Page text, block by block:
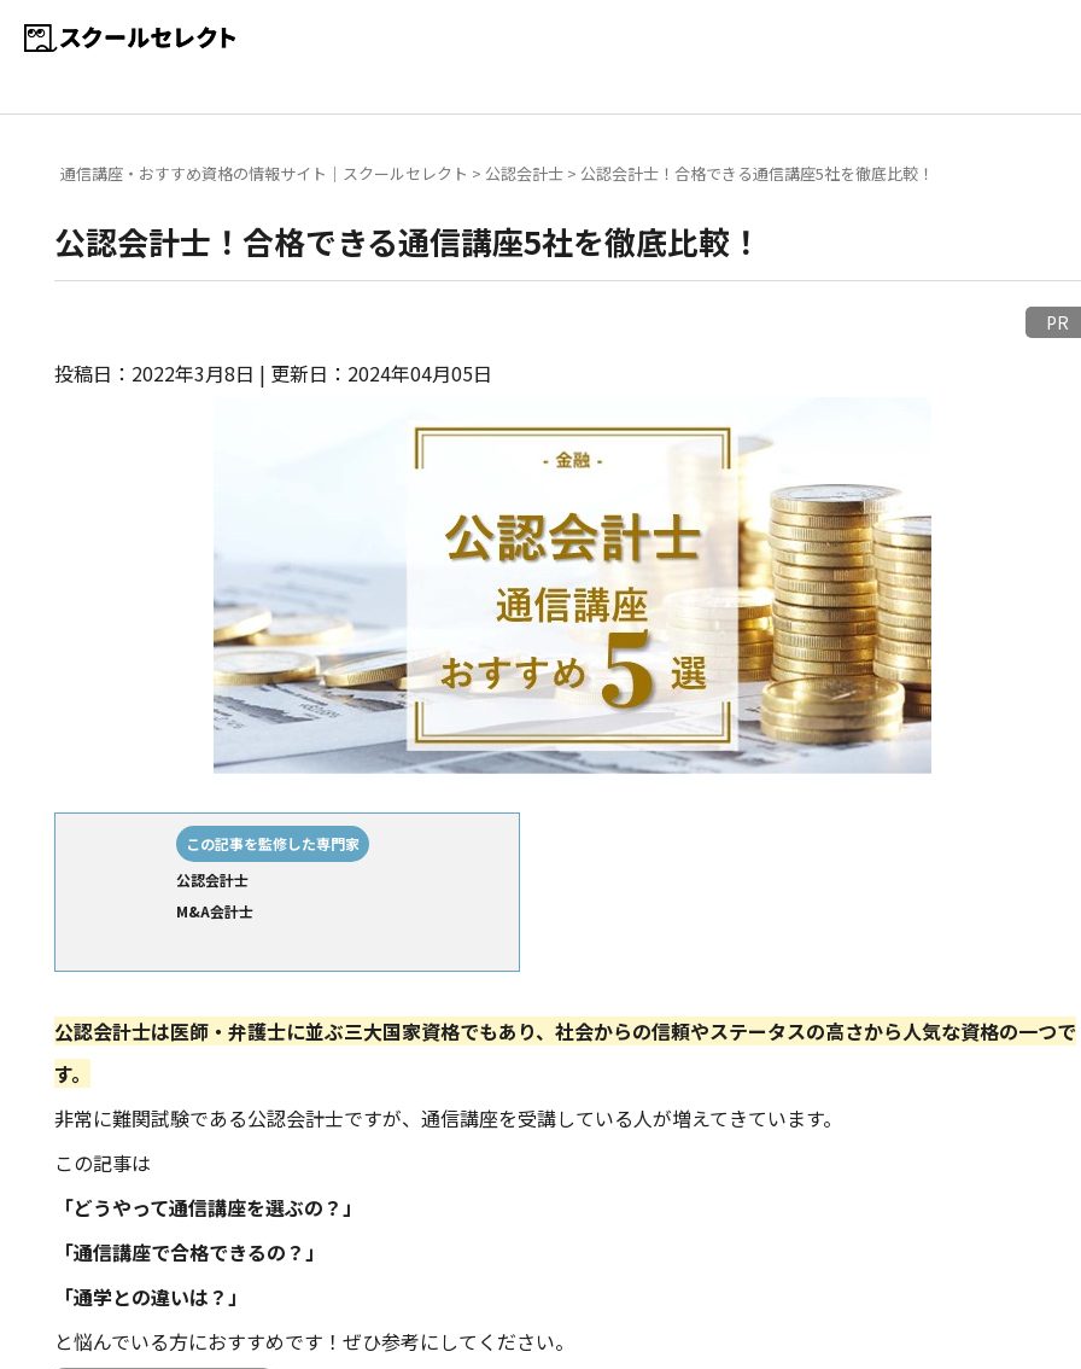
通信講座・おすすめ資格の情報サイト｜スクールセレクト > 公認会計士 > 公認会計士！合格できる通信講座5社を徹底比較！
公認会計士！合格できる通信講座5社を徹底比較！
PR
投稿日：2022年3月8日 | 更新日：2024年04月05日
この記事を監修した専門家
公認会計士
M&A会計士
公認会計士は医師・弁護士に並ぶ三大国家資格でもあり、社会からの信頼やステータスの高さから人気な資格の一つで
す。
非常に難関試験である公認会計士ですが、通信講座を受講している人が増えてきています。
この記事は
「どうやって通信講座を選ぶの？」
「通信講座で合格できるの？」
「通学との違いは？」
と悩んでいる方におすすめです！ぜひ参考にしてください。